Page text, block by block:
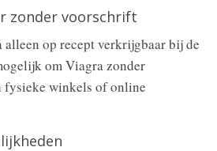
zonder voorschrift
op recept verkrijgbaar bij de
om Viagra zonder
winkels of online